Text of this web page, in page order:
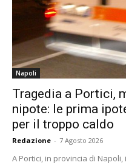
Napoli
Tragedia a Portici,
nipote: le prima
per il troppo caldo
Redazione - 7 Agosto 2026
A Portici, in provincia di